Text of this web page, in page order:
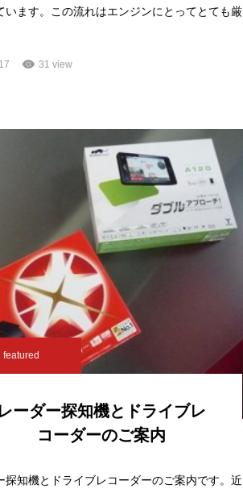
います。この流れはエンジンにとってとても厳
31 view
featured
レーダー探知機とドライブレ
コーダーのご案内
探知機とドライブレコーダーのご案内です。近